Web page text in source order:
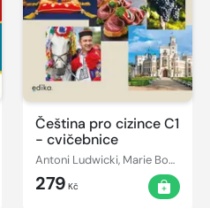
Čeština pro cizince C1
- cvičebnice
Antoni Ludwicki, Marie Boccou Kestřánková, Kateřina Vodičková
279 Kč